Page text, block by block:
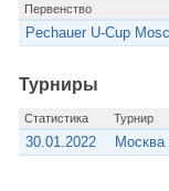
Первенство
Pechauer U-Cup
Турниры
Статистика Турнир
30.01.2022 Москва